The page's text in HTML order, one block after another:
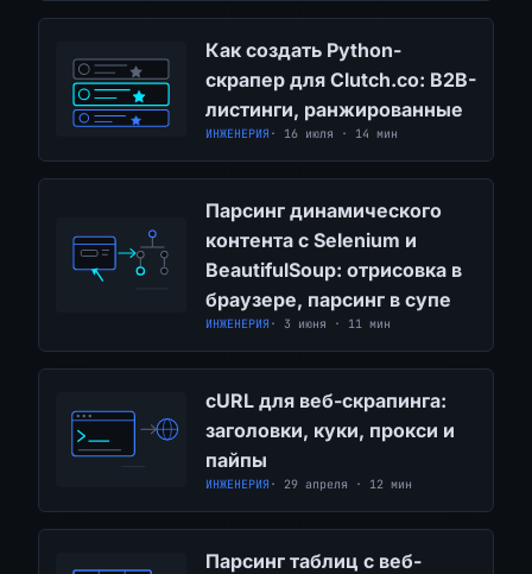
Как создать Python-
скрапер для Clutch.co: B2B-
листинги, ранжированные
ИНЖЕНЕРИЯ · 16 июля · 14 мин
Парсинг динамического
контента с Selenium и
BeautifulSoup: отрисовка в
браузере, парсинг в супе
ИНЖЕНЕРИЯ · 3 июня · 11 мин
cURL для веб-скрапинга:
заголовки, куки, прокси и
пайпы
ИНЖЕНЕРИЯ · 29 апреля · 12 мин
Парсинг таблиц с веб-